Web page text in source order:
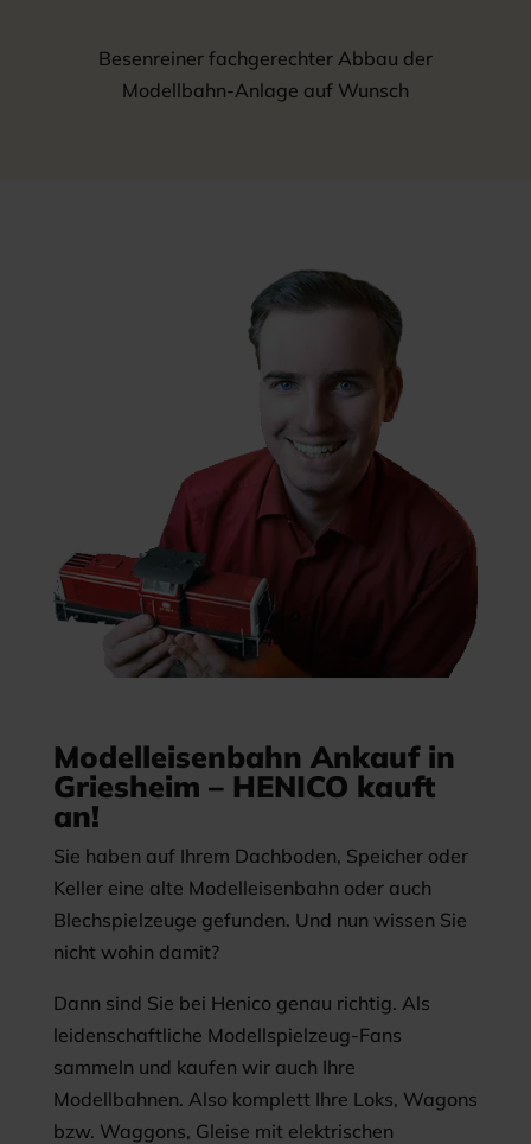
Besenreiner fachgerechter Abbau der
Modellbahn-Anlage auf Wunsch
Modelleisenbahn Ankauf in
Griesheim – HENICO kauft
an!
Sie haben auf Ihrem Dachboden, Speicher oder
Keller eine alte Modelleisenbahn oder auch
Blechspielzeuge gefunden. Und nun wissen Sie
nicht wohin damit?
Dann sind Sie bei Henico genau richtig. Als
leidenschaftliche Modellspielzeug-Fans
sammeln und kaufen wir auch Ihre
Modellbahnen. Also komplett Ihre Loks, Wagons
bzw. Waggons, Gleise mit elektrischen